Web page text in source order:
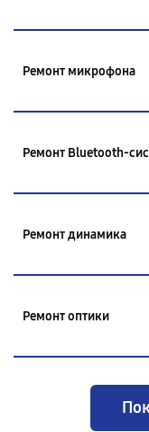
Ремонт микрофона
Ремонт Bluetooth-
Ремонт динамика
Ремонт оптики